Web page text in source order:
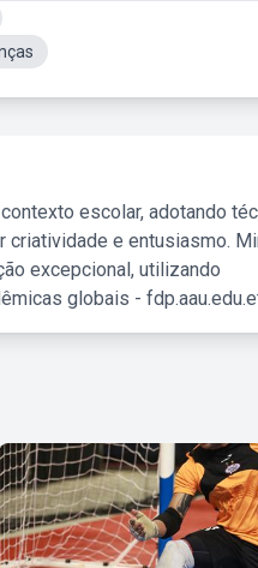
escolar, adotando
e entusiasmo.
excepcional, utilizando
globais -